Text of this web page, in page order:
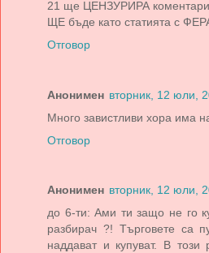
21 ще ЦЕНЗУРИРА
ЩЕ бъде като статията с
Отговор
Анонимен вторник, 12 юли,
Много завистливи хора има
Отговор
Анонимен вторник, 12 юли,
до 6-ти: Ами ти защо не го
разбирач ?! Търговете са
наддават и купуват. В